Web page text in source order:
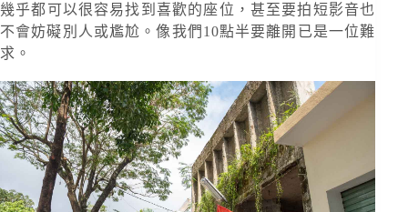
幾乎都可以很容易找到喜歡的座位，甚至要拍短影音也
不會妨礙別人或尷尬。像我們10點半要離開已是一位難
求。